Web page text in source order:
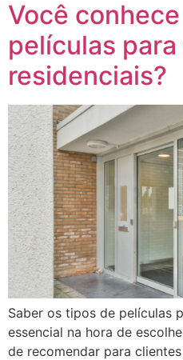
Você
películas
residenciais?
Saber os tipos de películas
essencial na hora de
de recomendar para